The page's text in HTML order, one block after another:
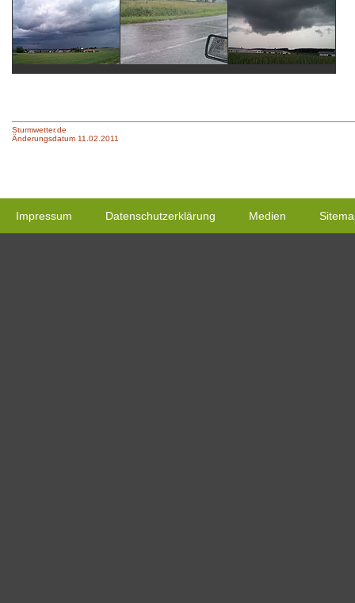
Sturmwetter.de
Änderungsdatum 11.02.2011
Impressum Datenschutzerklärung Medien